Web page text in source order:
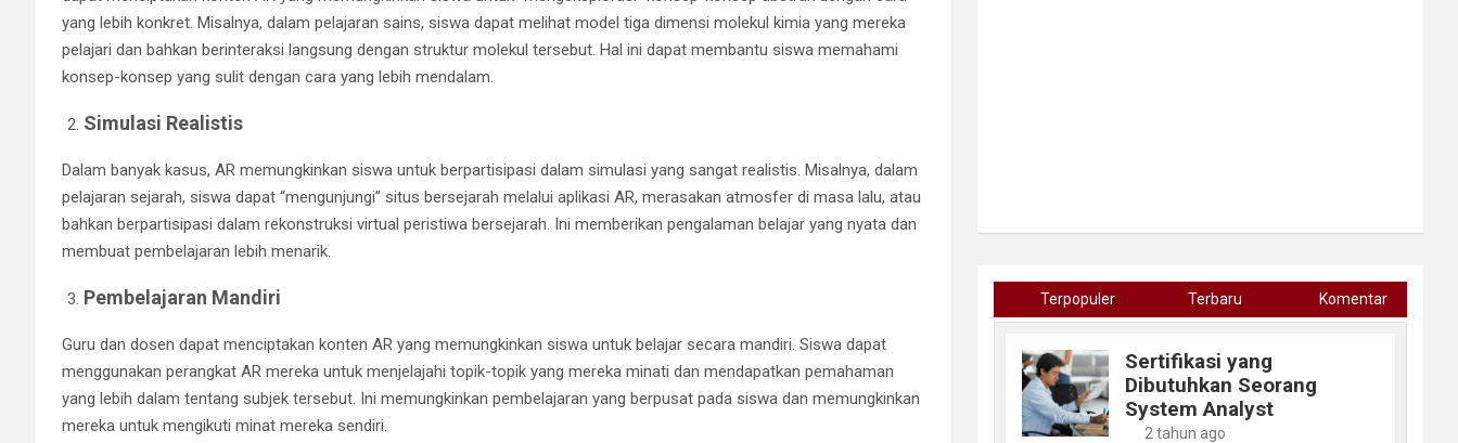
yang lebih konkret. Misalnya, dalam pelajaran sains, siswa dapat melihat model tiga dimensi molekul kimia yang mereka
pelajari dan bahkan berinteraksi langsung dengan struktur molekul tersebut. Hal ini dapat membantu siswa memahami
konsep-konsep yang sulit dengan cara yang lebih mendalam.
Simulasi Realistis
Dalam banyak kasus, AR memungkinkan siswa untuk berpartisipasi dalam simulasi yang sangat realistis. Misalnya, dalam
pelajaran sejarah, siswa dapat “mengunjungi” situs bersejarah melalui aplikasi AR, merasakan atmosfer di masa lalu, atau
bahkan berpartisipasi dalam rekonstruksi virtual peristiwa bersejarah. Ini memberikan pengalaman belajar yang nyata dan
membuat pembelajaran lebih menarik.
Pembelajaran Mandiri
Guru dan dosen dapat menciptakan konten AR yang memungkinkan siswa untuk belajar secara mandiri. Siswa dapat
menggunakan perangkat AR mereka untuk menjelajahi topik-topik yang mereka minati dan mendapatkan pemahaman
yang lebih dalam tentang subjek tersebut. Ini memungkinkan pembelajaran yang berpusat pada siswa dan memungkinkan
mereka untuk mengikuti minat mereka sendiri.
Terpopuler Terbaru Komentar
Sertifikasi yang
Dibutuhkan Seorang
System Analyst
2 tahun ago